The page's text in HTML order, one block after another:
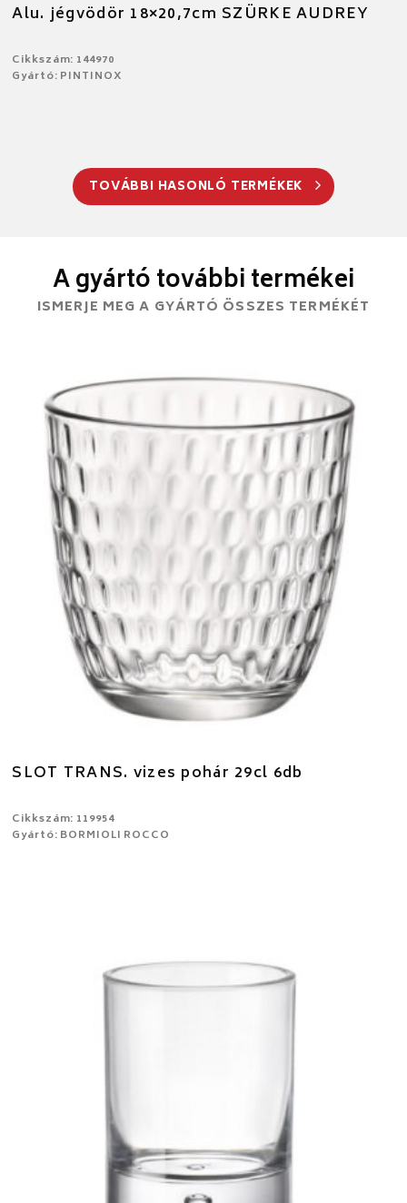
Alu. jégvödör 18×20,7cm SZÜRKE AUDREY
Cikkszám: 144970
Gyártó: PINTINOX
TOVÁBBI HASONLÓ TERMÉKEK
A gyártó további termékei
ISMERJE MEG A GYÁRTÓ ÖSSZES TERMÉKÉT
SLOT TRANS. vizes pohár 29cl 6db
Cikkszám: 119954
Gyártó: BORMIOLI ROCCO